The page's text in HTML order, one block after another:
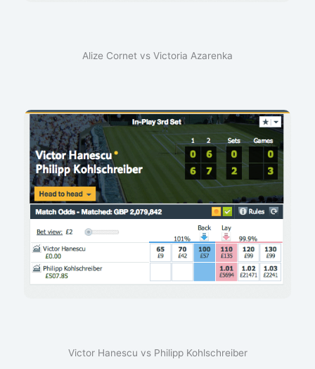
Alize Cornet vs Victoria Azarenka
Victor Hanescu vs Philipp Kohlschreiber